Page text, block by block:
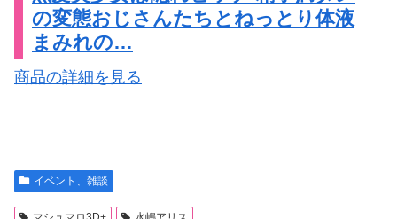
の変態おじさんたちとねっとり体液
まみれの…
商品の詳細を見る
イベント、雑談